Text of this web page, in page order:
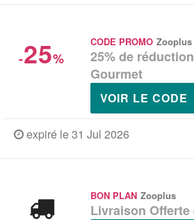
-25%
CODE PROMO Zooplus
25% de
Gourmet
VOIR LE CODE
expiré le 31 Jul 2026
BON PLAN Zooplus
Livraison Offerte